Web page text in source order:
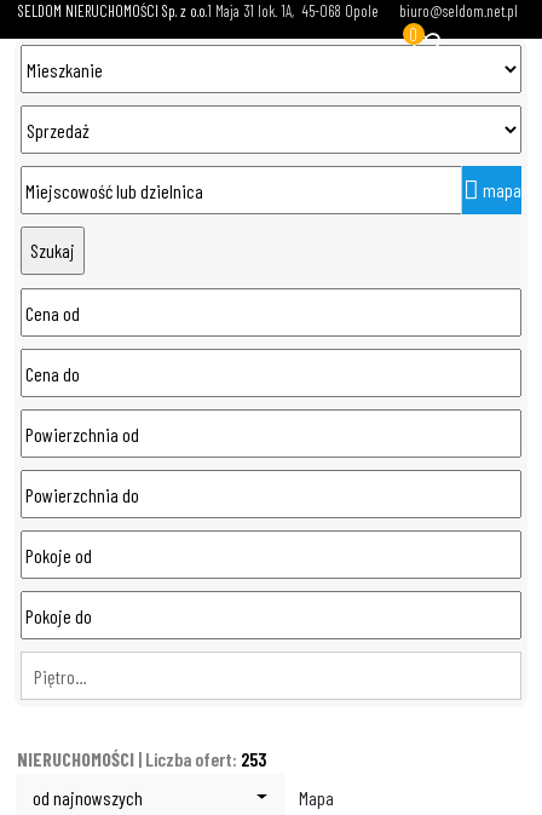
SELDOM NIERUCHOMOŚCI Sp. z o.o.1 Maja 31 lok. 1A 45-068 Opole biuro@seldom.net.pl
0
mapa
Piętro…
NIERUCHOMOŚCI | Liczba ofert: 253
od najnowszych
Mapa